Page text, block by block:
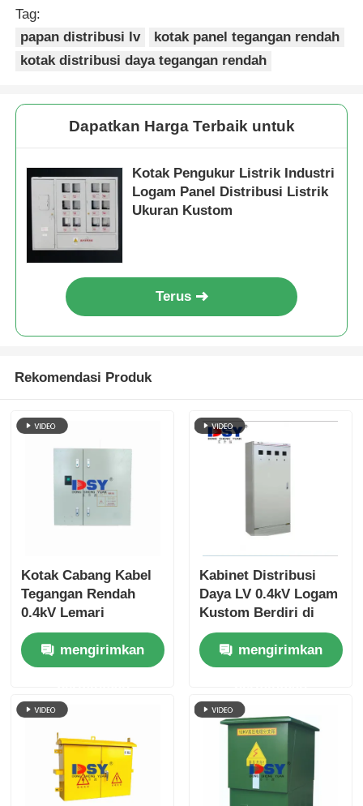
Rumah
Produk
Video
Tampilan VR
Wisata pabrik
Kontrol kualitas
Berita
Semua Kasus
Tag:
papan distribusi lv
kotak panel tegangan rendah
kotak distribusi daya tegangan rendah
Dapatkan Harga Terbaik untuk
Kotak Pengukur Listrik Industri
Logam Panel Distribusi Listrik
Ukuran Kustom
Terus
Rekomendasi Produk
Kotak Cabang Kabel
Tegangan Rendah
0.4kV Lemari
Distribusi Desain
Luar Ruangan Tahan
Cuaca IP44
mengirimkan
Kabinet Distribusi
Daya LV 0.4kV Logam
Kustom Berdiri di
Lantai Penggunaan
Industrimengirimkan